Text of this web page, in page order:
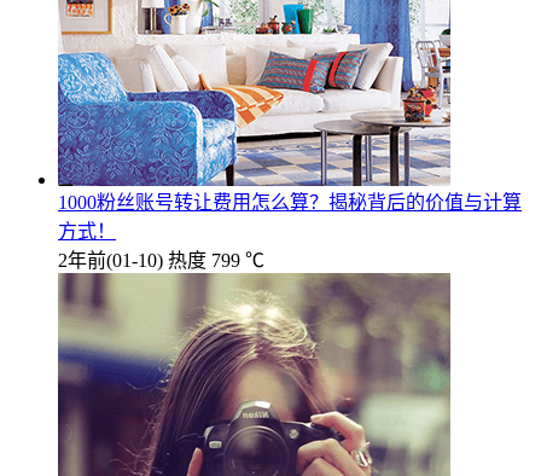
1000粉丝账号转让费用怎么算？揭秘背后的价值与计算
方式！
2年前(01-10) 热度 799 ℃